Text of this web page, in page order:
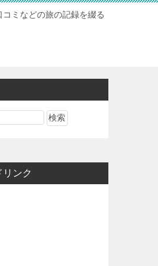
ミなどの旅の記録を綴る
リンク